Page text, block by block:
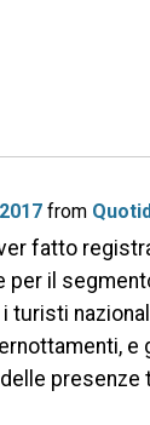
from
fatto
il
turisti
e
delle